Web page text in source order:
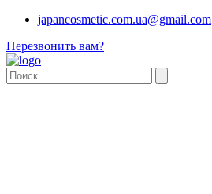
japancosmetic.com.ua@gmail.com
Перезвонить вам?